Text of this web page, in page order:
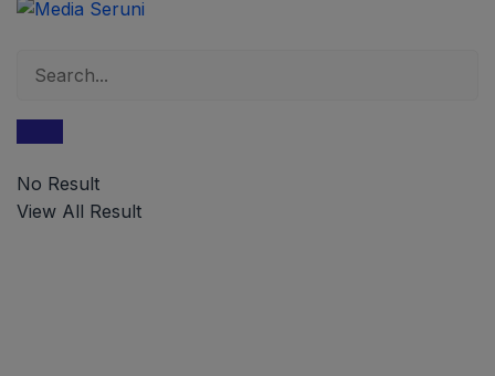
No Result
View All Result